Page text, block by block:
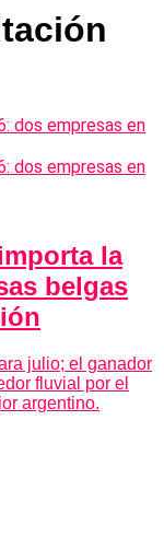
la
belgas
julio; el ganador
fluvial por el
argentino.